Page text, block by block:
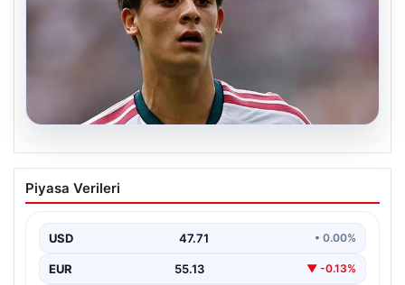
Arda Güler Real Madrid’i Tek Başına
Sırtladı ve Göz Kamaştırdı
mücadelesinde, Real Madrid takımı Ferencvaros ile
karşı karşıya geldi.…
Piyasa Verileri
USD 47.71 • 0.00%
EUR 55.13 ▼ -0.13%